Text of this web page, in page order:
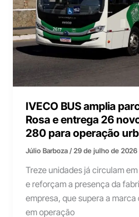
IVECO BUS amplia
Rosa e entrega 26
280 para operação
Júlio Barboza/29 de julho de 2026
Treze unidades já circulam
e reforçam a presença da
empresa, que supera a
em operação